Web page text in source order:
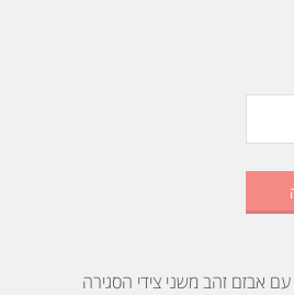
עם אבזם זהב משני צידי הסגירה